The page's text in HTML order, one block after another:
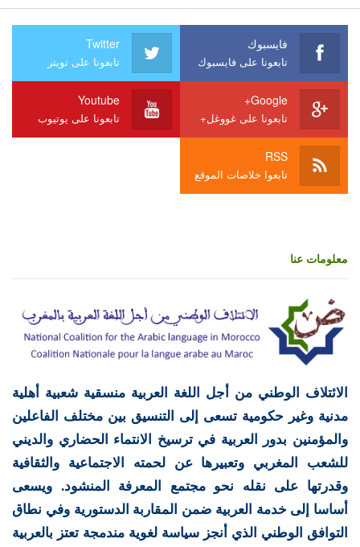
فايسبوك
تابعونا على فايسبوك
Twitter
تابعونا على تويتر
Google+
تابعونا على غووغل+
Youtube
تابعونا على يوتيوب
RSS
تابعوا خلاصات الموقع
معلومات عنا
الائتلاف الوطني من أجل اللغة العربية منسقية شعبية أهلية
مدنية وغير حكومية تسعى إلى التنسيق بين مختلف الفاعلين
والمؤمنين بدور العربية في ترسيخ الانتماء الحضاري والديني
للشعب المغربي وتعبيرها عن لحمته الاجتماعية والثقافية
وقدرتها على نقله نحو مجتمع المعرفة المنشود. ويسعى
أساسا إلى خدمة العربية ضمن المقاربة الدستورية وفي نطاق
التوافق الوطني الذي أنجز سياسة لغوية مندمجة تعتز بالعربية